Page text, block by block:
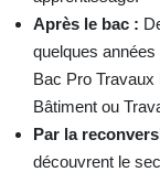
Après le bac :
quelques années
Bac Pro
Bâtiment ou
Par la
découvrent le